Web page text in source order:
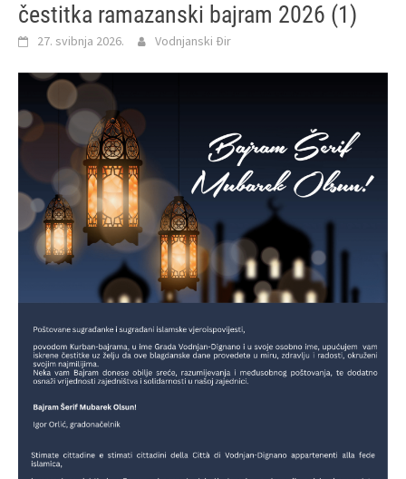
čestitka ramazanski bajram 2026 (1)
27. svibnja 2026. Vodnjanski Đir